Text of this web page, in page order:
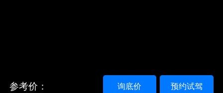
参考价： 预约试驾
询底价